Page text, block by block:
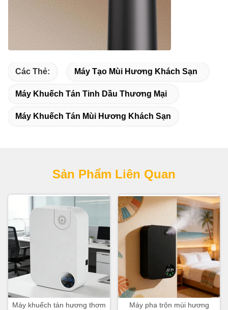
Các Thẻ: Máy Tạo Mùi Hương Khách Sạn
Máy Khuếch Tán Tinh Dầu Thương Mại
Máy Khuếch Tán Mùi Hương Khách Sạn
Sản Phẩm Liên Quan
Máy khuếch tán hương thơm
Máy pha trộn mùi hương